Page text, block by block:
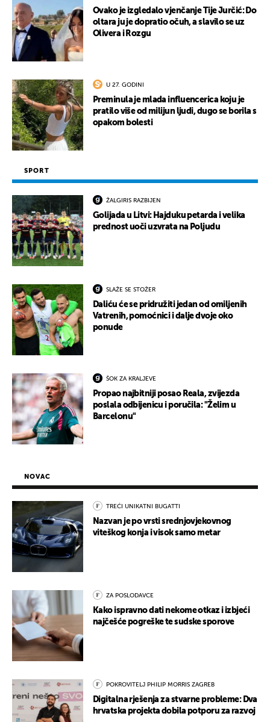
Ovako je izgledalo vjenčanje Tije Jurčić: Do
oltara ju je dopratio očuh, a slavilo se uz
Olivera i Rozgu
U 27. GODINI
Preminula je mlada influencerica koju je
pratilo više od milijun ljudi, dugo se borila s
opakom bolesti
SPORT
ŽALGIRIS RAZBIJEN
Golijada u Litvi: Hajduku petarda i velika
prednost uoči uzvrata na Poljudu
SLAŽE SE STOŽER
Daliću će se pridružiti jedan od omiljenih
Vatrenih, pomoćnici i dalje dvoje oko
ponude
ŠOK ZA KRALJEVE
Propao najbitniji posao Reala, zvijezda
poslala odbijenicu i poručila: "Želim u
Barcelonu"
NOVAC
TREĆI UNIKATNI BUGATTI
Nazvan je po vrsti srednjovjekovnog
viteškog konja i visok samo metar
ZA POSLODAVCE
Kako ispravno dati nekome otkaz i izbjeći
najčešće pogreške te sudske sporove
POKROVITELJ PHILIP MORRIS ZAGREB
Digitalna rješenja za stvarne probleme: Dva
hrvatska projekta dobila potporu za razvoj